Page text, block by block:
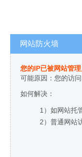
网站防火墙
您的IP已被网站管
可能原因：您的访
如何解决：
1）如网站托
2）普通网站